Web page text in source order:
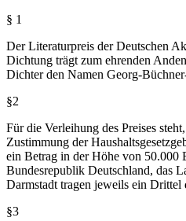
§ 1
Der Literaturpreis der Deutschen
Dichtung trägt zum ehrenden
Dichter den Namen Georg-
§2
Für die Verleihung des Preises
Zustimmung der
ein Betrag in der Höhe von 50.000
Bundesrepublik Deutschland, das
Darmstadt tragen jeweils ein Drittel
§3